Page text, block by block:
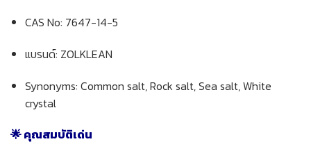
CAS No: 7647-14-5
แบรนด์: ZOLKLEAN
Synonyms: Common salt, Rock salt, Sea salt, White
crystal
🌟 คุณสมบัติเด่น